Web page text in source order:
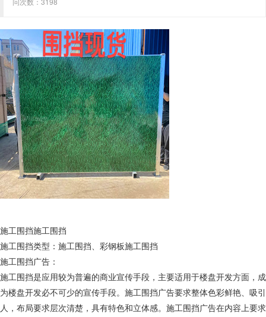
施工围挡施工围挡
施工围挡类型：施工围挡、彩钢板施工围挡
施工围挡广告：
施工围挡是应用较为普遍的商业宣传手段，主要适用于楼盘开发方面，成
为楼盘开发必不可少的宣传手段。施工围挡广告要求整体色彩鲜艳、吸引
人，布局要求层次清楚，具有特色和立体感。施工围挡广告在内容上要求